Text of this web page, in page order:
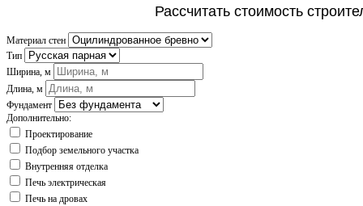
Рассчитать стоимость
Материал стен
Тип
Ширина, м
Длина, м
Фундамент
Дополнительно:
Проектирование
Подбор земельного участка
Внутренняя отделка
Печь электрическая
Печь на дровах